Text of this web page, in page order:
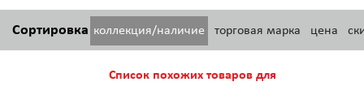
Сортировка коллекция/наличие торговая марка цена
Список похожих товаров для